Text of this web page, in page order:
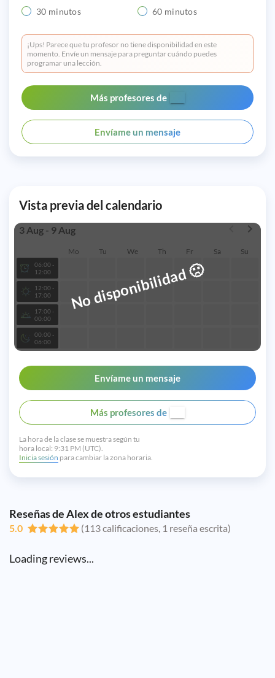
30 minutos 60 minutos
¡Ups! Parece que tu profesor no tiene disponibilidad en este
momento. Envíe un mensaje para preguntar cuándo puedes
programar una lección.
Más profesores de
Envíame un mensaje
Vista previa del calendario
3 Aug - 9 Aug
Mo Tu We Th Fr Sa Su
06:00 -
12:00
12:00 -
17:00
17:00 -
00:00
00:00 -
06:00
No disponibilidad🙁
Envíame un mensaje
Más profesores de
La hora de la clase se muestra según tu
hora local: 9:31 PM (UTC).
Inicia sesión para cambiar la zona horaria.
Reseñas de Alex de otros estudiantes
5.0 (113 calificaciones, 1 reseña escrita)
Loading reviews...